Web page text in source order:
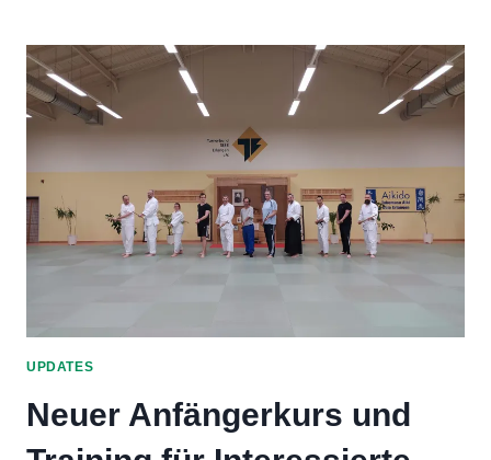
PRÜFUNG
UPDATES
Neuer Anfängerkurs und